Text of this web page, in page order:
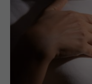
De ce unele
tratament?